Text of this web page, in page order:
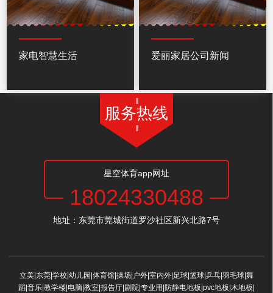
家电智慧生活 爱丽家居公司新闻
服务热线
星空体育app网址
18024330488
地址：东莞市莞城街道罗沙社区新兴北路7号
立美|东莞|学校|幼儿园|体育馆|操场|户外|室内外|足球|篮球|乒乓|羽毛球|舞
蹈|音乐|教学楼|电脑|教室|报告厅|剧院|专业用|防静电地板|pvc地板|木地板|